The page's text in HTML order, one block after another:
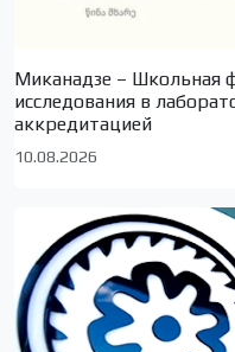
Миканадзе – Школьная
исследования в
аккредитацией
10.08.2026